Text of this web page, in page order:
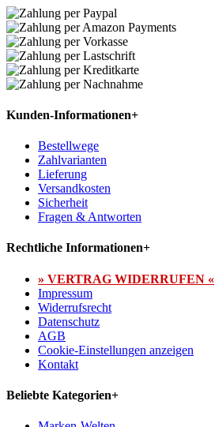
Kunden-Informationen+
Bestellwege
Zahlvarianten
Lieferung
Versandkosten
Sicherheit
Fragen & Antworten
Rechtliche Informationen+
» VERTRAG WIDERRUFEN «
Impressum
Widerrufsrecht
Datenschutz
AGB
Cookie-Einstellungen anzeigen
Kontakt
Beliebte Kategorien+